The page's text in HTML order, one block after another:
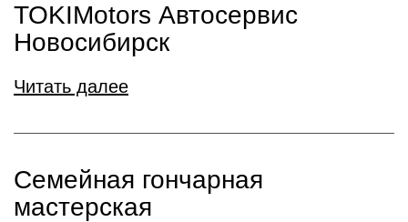
TOKIMotors Автосервис
Новосибирск
Читать далее
Семейная гончарная
мастерская